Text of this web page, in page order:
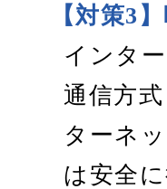
【対策3
インタ
通信方
ターネ
は安全